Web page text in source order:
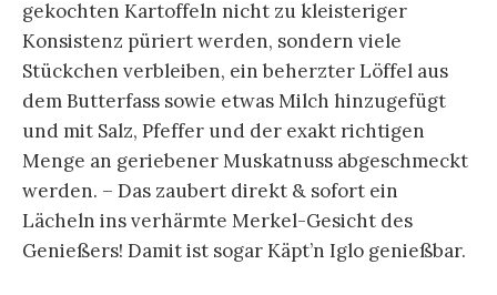
gekochten Kartoffeln nicht zu kleisteriger
Konsistenz püriert werden, sondern viele
Stückchen verbleiben, ein beherzter Löffel aus
dem Butterfass sowie etwas Milch hinzugefügt
und mit Salz, Pfeffer und der exakt richtigen
Menge an geriebener Muskatnuss abgeschmeckt
werden. – Das zaubert direkt & sofort ein
Lächeln ins verhärmte Merkel-Gesicht des
Genießers! Damit ist sogar Käpt’n Iglo genießbar.